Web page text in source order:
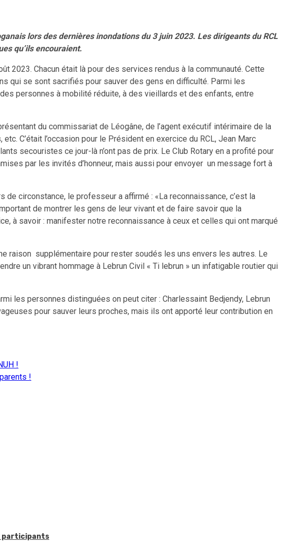
lors des dernières inondations du 3 juin 2023. Les dirigeants du RCL
qu’ils encouraient.
2023. Chacun était là pour des services rendus à la communauté. Cette
qui se sont sacrifiés pour sauver des gens en difficulté. Parmi les
personnes à mobilité réduite, à des vieillards et des enfants, entre
du commissariat de Léogâne, de l’agent exécutif intérimaire de la
C’était l’occasion pour le Président en exercice du RCL, Jean Marc
secouristes ce jour-là n’ont pas de prix. Le Club Rotary en a profité pour
par les invités d’honneur, mais aussi pour envoyer un message fort à
circonstance, le professeur a affirmé : «La reconnaissance, c’est la
de montrer les gens de leur vivant et de faire savoir que la
à savoir : manifester notre reconnaissance à ceux et celles qui ont marqué
raison supplémentaire pour rester soudés les uns envers les autres. Le
un vibrant hommage à Lebrun Civil « Ti lebrun » un infatigable routier qui
les personnes distinguées on peut citer : Charlessaint Bedjendy, Lebrun
pour sauver leurs proches, mais ils ont apporté leur contribution en
!
!
participants